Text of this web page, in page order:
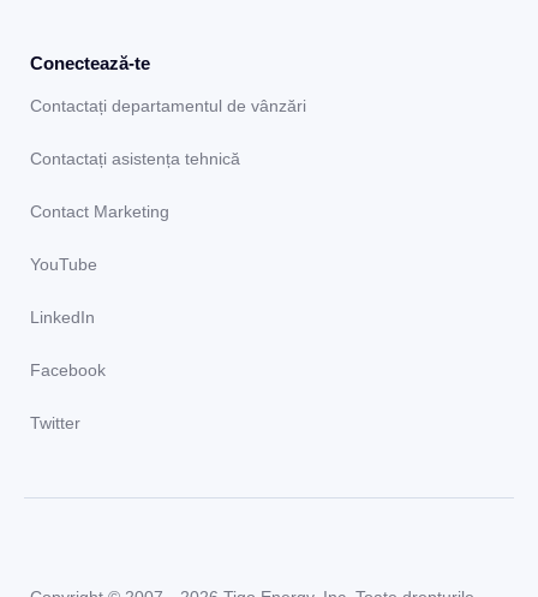
Conectează-te
Contactați departamentul de vânzări
Contactați asistența tehnică
Contact Marketing
YouTube
LinkedIn
Facebook
Twitter